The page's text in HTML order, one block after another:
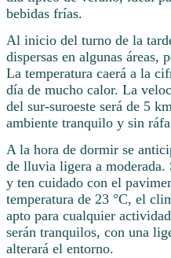
bebidas frías.
Al inicio del turno de la
dispersas en algunas áreas,
La temperatura caerá a la
día de mucho calor. La
del sur-suroeste será de 5
ambiente tranquilo y sin
A la hora de dormir se
de lluvia ligera a
y ten cuidado con el
temperatura de 23 °C, el
apto para cualquier
serán tranquilos, con una
alterará el entorno.